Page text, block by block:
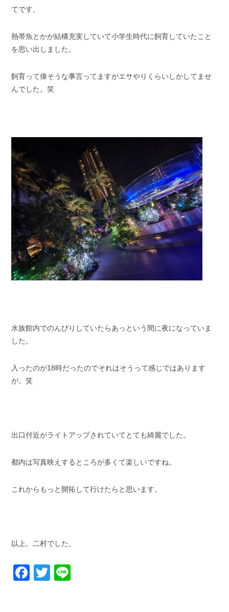
てです。
熱帯魚とかが結構充実していて小学生時代に飼育していたこと
を思い出しました。
飼育って偉そうな事言ってますがエサやりくらいしかしてませ
んでした。笑
水族館内でのんびりしていたらあっという間に夜になっていま
した。
入ったのが18時だったのでそれはそうって感じではあります
が。笑
出口付近がライトアップされていてとても綺麗でした。
都内は写真映えするところが多くて楽しいですね。
これからもっと開拓して行けたらと思います。
以上。二村でした。
Facebook
Twitter